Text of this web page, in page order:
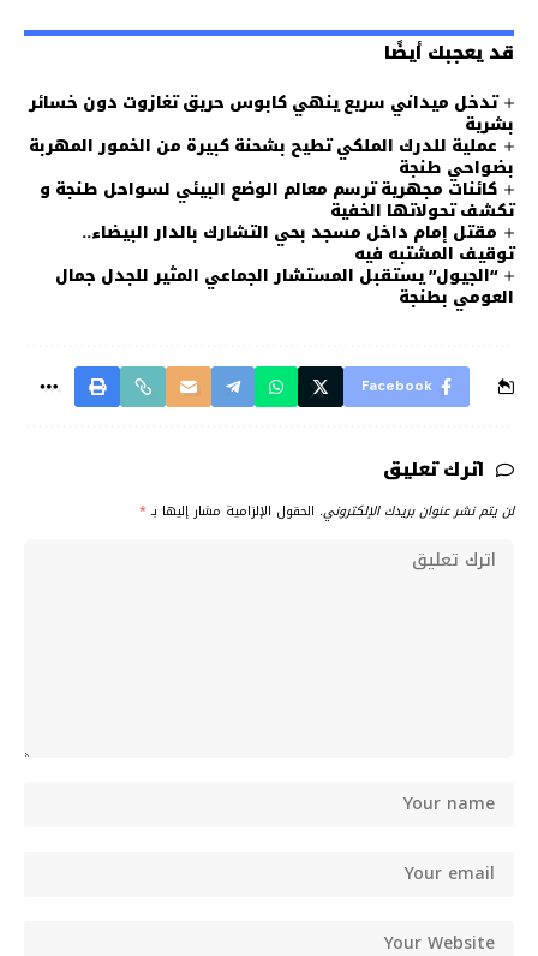
قد يعجبك أيضًا
تدخل ميداني سريع ينهي كابوس حريق تغازوت دون خسائر
بشرية
عملية للدرك الملكي تطيح بشحنة كبيرة من الخمور المهربة
بضواحي طنجة
كائنات مجهرية ترسم معالم الوضع البيئي لسواحل طنجة و
تكشف تحولاتها الخفية
مقتل إمام داخل مسجد بحي التشارك بالدار البيضاء..
توقيف المشتبه فيه
“الجيول” يستقبل المستشار الجماعي المثير للجدل جمال
العومي بطنجة
Facebook
اترك تعليق
لن يتم نشر عنوان بريدك الإلكتروني. الحقول الإلزامية مشار إليها بـ *